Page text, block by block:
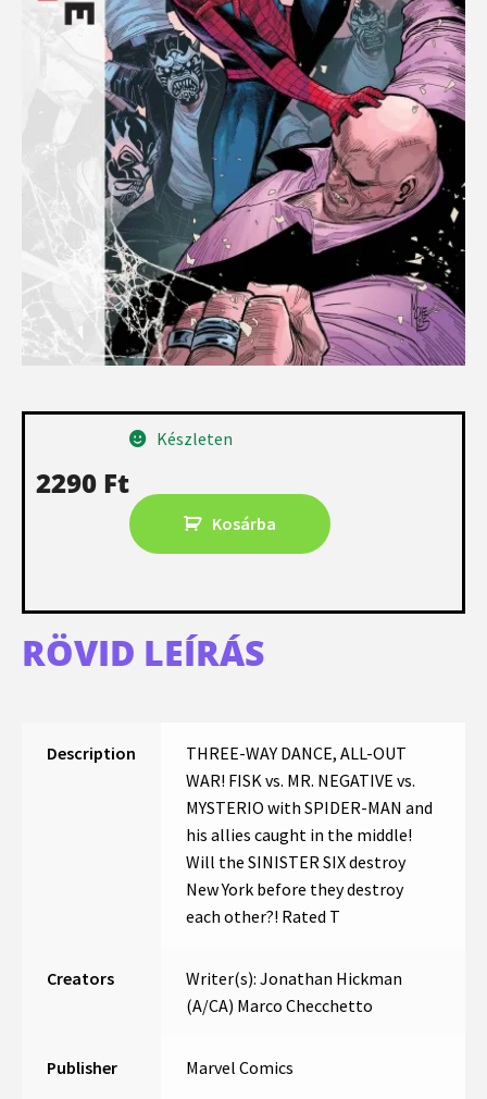
2290 Ft
Készleten
Kosárba
RÖVID LEÍRÁS
Description
THREE-WAY DANCE, ALL-OUT
WAR! FISK vs. MR. NEGATIVE vs.
MYSTERIO with SPIDER-MAN and
his allies caught in the middle!
Will the SINISTER SIX destroy
New York before they destroy
each other?! Rated T
Creators
Writer(s): Jonathan Hickman
(A/CA) Marco Checchetto
Publisher Marvel Comics